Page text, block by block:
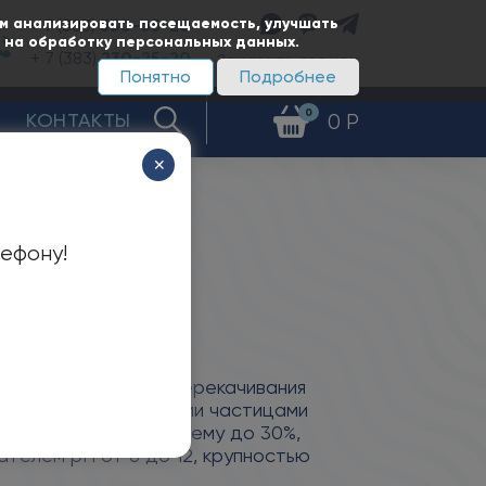
посещаемость, улучшать
обработку персональных данных.
Подробнее
Понятно
+ 7 (383)350-65-20
230-25-20 Заказать звонок
0 0 Р
КОНТАКТЫ
для перекачивания
и другими твердыми частицами
вещества по объему до 30%,
рН от 6 до 12, крупностью
✕